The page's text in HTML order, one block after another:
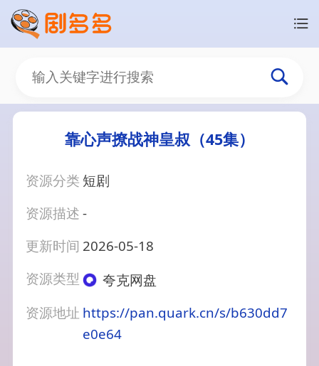
靠心声撩战神皇叔（45集）
资源分类 短剧
资源描述-
更新时间 2026-05-18
资源类型
夸克网盘
资源地址 https://pan.quark.cn/s/b630dd7
e0e64